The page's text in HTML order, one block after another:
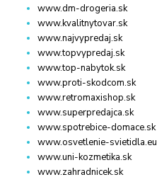
www.dm-drogeria.sk
www.kvalitnytovar.sk
www.najvypredaj.sk
www.topvypredaj.sk
www.top-nabytok.sk
www.proti-skodcom.sk
www.retromaxishop.sk
www.superpredajca.sk
www.spotrebice-domace.sk
www.osvetlenie-svietidla.eu
www.uni-kozmetika.sk
www.zahradnicek.sk